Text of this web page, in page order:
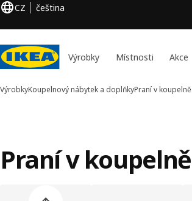
CZ čeština
Výrobky Místnosti Akce
VýrobkyKoupelnový nábytek a doplňkyPraní v koupelně
Praní v koupelně